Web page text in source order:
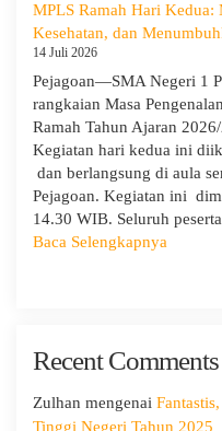
MPLS Ramah Hari
Kesehatan, dan
14 Juli 2026
Pejagoan—SMA Negeri 1
rangkaian Masa
Ramah Tahun Ajaran
Kegiatan hari kedua ini
dan berlangsung di aula
Pejagoan. Kegiatan ini
14.30 WIB. Seluruh
Baca Selengkapnya
Menggali
Diri,
Menjaga
Recent Comments
Zulhan mengenai
Tinggi Negeri Tahun 2025